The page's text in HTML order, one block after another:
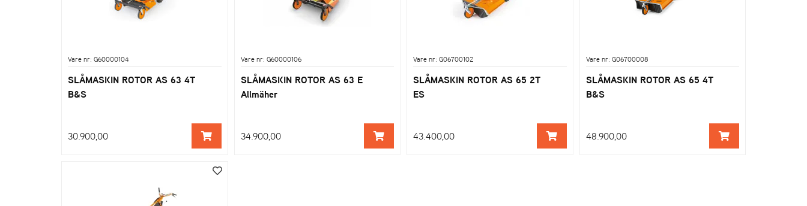
Vare nr: G60000104
SLÅMASKIN ROTOR AS 63 4T
B&S
30.900,00
Vare nr: G60000106
SLÅMASKIN ROTOR AS 63 E
Allmäher
34.900,00
Vare nr: G06700102
SLÅMASKIN ROTOR AS 65 2T
ES
43.400,00
Vare nr: G06700008
SLÅMASKIN ROTOR AS 65 4T
B&S
48.900,00